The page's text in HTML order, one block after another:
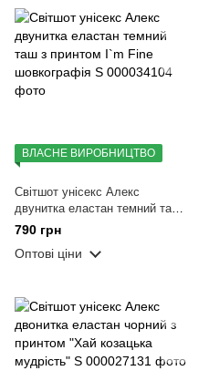
ВЛАСНЕ ВИРОБНИЦТВО
Світшот унісекс Алекс
двунитка еластан темний таш з
принтом I`m Fine шовкографія
790 грн
Оптові ціни